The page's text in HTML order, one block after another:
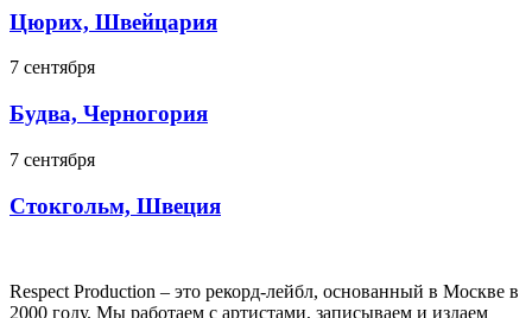
Цюрих, Швейцария
7 сентября
Будва, Черногория
7 сентября
Стокгольм, Швеция
Respect Production – это рекорд-лейбл, основанный в Москве в
2000 году. Мы работаем с артистами, записываем и издаем